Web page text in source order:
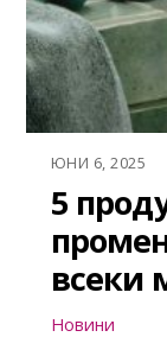
ЮНИ 6, 2025
5
всеки
Новини